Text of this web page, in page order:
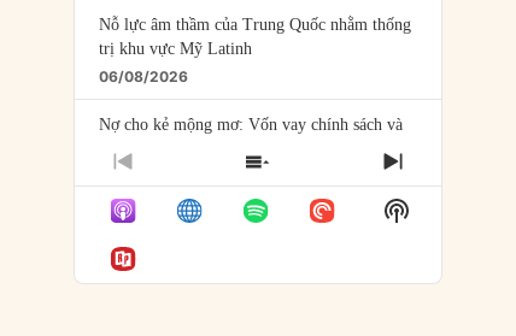
Nỗ lực âm thầm của Trung Quốc nhằm thống
trị khu vực Mỹ Latinh
06/08/2026
Nợ cho kẻ mộng mơ: Vốn vay chính sách và
giới hạn của việc cho startup vay vốn
Mỹ Latinh đang trở thành “phòng thí nghiệm”
của phe cánh hữu mới
04/08/2026
PREVIOUS
EPISODE
SHOW
EPISODES
LIST
NEXT
EPISODE
Show
Podcast